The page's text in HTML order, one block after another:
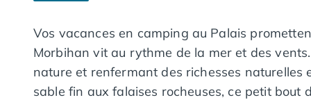
Camping Vieux Boucau les Bains
Camping Pyrénées Atlantiques
Camping Bayonne
Camping Biarritz
Camping Bidart
Vos vacances en camping au Palais
Morbihan vit au rythme de la mer et des
nature et renfermant des richesses naturelles
sable fin aux falaises rocheuses, ce petit